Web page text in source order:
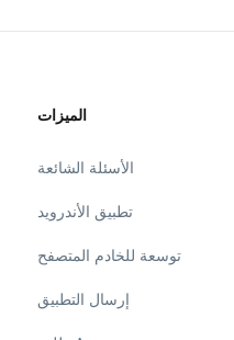
الميزات
الأسئلة الشائعة
تطبيق الأندرويد
توسعة للخادم المتصفح
إرسال التطبيق